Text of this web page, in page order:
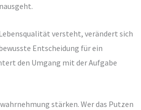
versteht, verändert sich
Entscheidung für ein
den Umgang mit der Aufgabe
stärken. Wer das Putzen